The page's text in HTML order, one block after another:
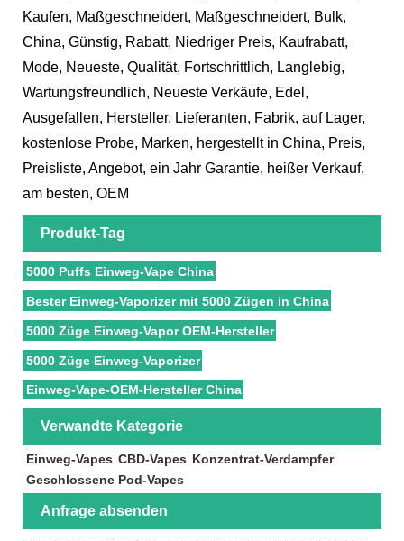
Kaufen, Maßgeschneidert, Maßgeschneidert, Bulk,
China, Günstig, Rabatt, Niedriger Preis, Kaufrabatt,
Mode, Neueste, Qualität, Fortschrittlich, Langlebig,
Wartungsfreundlich, Neueste Verkäufe, Edel,
Ausgefallen, Hersteller, Lieferanten, Fabrik, auf Lager,
kostenlose Probe, Marken, hergestellt in China, Preis,
Preisliste, Angebot, ein Jahr Garantie, heißer Verkauf,
am besten, OEM
Produkt-Tag
5000 Puffs Einweg-Vape China
Bester Einweg-Vaporizer mit 5000 Zügen in China
5000 Züge Einweg-Vapor OEM-Hersteller
5000 Züge Einweg-Vaporizer
Einweg-Vape-OEM-Hersteller China
Verwandte Kategorie
Einweg-Vapes CBD-Vapes Konzentrat-Verdampfer
Geschlossene Pod-Vapes
Anfrage absenden